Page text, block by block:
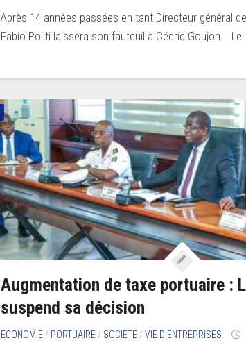
Après 14 années passées en tant Directeur général
Fabio Politi laissera son fauteuil à Cédric Goujon. Le
Augmentation de taxe portuaire :
suspend sa décision
ECONOMIE / PORTUAIRE / SOCIETE /VIE D’ENTREPRISES